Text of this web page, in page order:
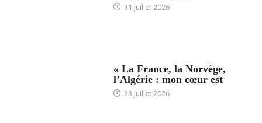
31 juillet 2026
« La France, la Norvège,
l’Algérie : mon cœur est
23 juillet 2026